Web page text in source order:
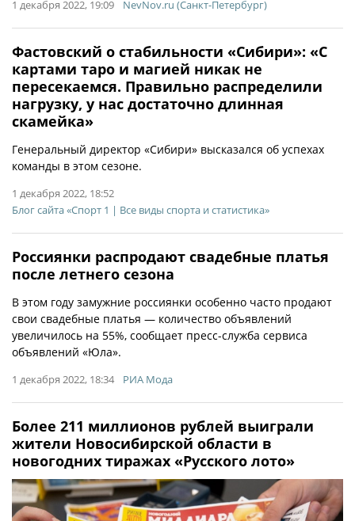
1 декабря 2022, 19:09 NevNov.ru (Санкт-Петербург)
Фастовский о стабильности «Сибири»: «С
картами таро и магией никак не
пересекаемся. Правильно распределили
нагрузку, у нас достаточно длинная
скамейка»
Генеральный директор «Сибири» высказался об успехах
команды в этом сезоне.
1 декабря 2022, 18:52
Блог сайта «Спорт 1 | Все виды спорта и статистика»
Россиянки распродают свадебные платья
после летнего сезона
В этом году замужние россиянки особенно часто продают
свои свадебные платья — количество объявлений
увеличилось на 55%, сообщает пресс-служба сервиса
объявлений «Юла».
1 декабря 2022, 18:34 РИА Мода
Более 211 миллионов рублей выиграли
жители Новосибирской области в
новогодних тиражах «Русского лото»